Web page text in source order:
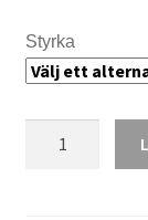
Styrka